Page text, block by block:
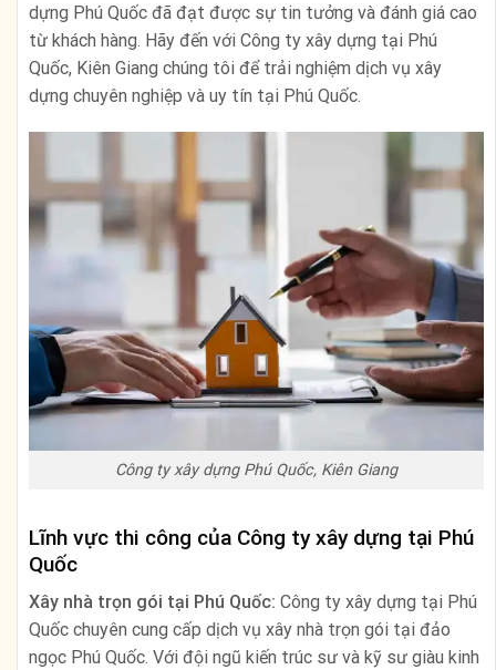
dựng Phú Quốc đã đạt được sự tin tưởng và đánh giá cao
từ khách hàng. Hãy đến với Công ty xây dựng tại Phú
Quốc, Kiên Giang chúng tôi để trải nghiệm dịch vụ xây
dựng chuyên nghiệp và uy tín tại Phú Quốc.
Công ty xây dựng Phú Quốc, Kiên Giang
Lĩnh vực thi công của Công ty xây dựng tại Phú
Quốc
Xây nhà trọn gói tại Phú Quốc: Công ty xây dựng tại Phú
Quốc chuyên cung cấp dịch vụ xây nhà trọn gói tại đảo
ngọc Phú Quốc. Với đội ngũ kiến trúc sư và kỹ sư giàu kinh